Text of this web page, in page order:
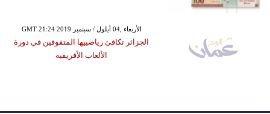
GMT 21:24 2019 الأربعاء ,04 أيلول / سبتمبر
الجزائر تكافئ رياضييها المتفوقين في دورة
الألعاب الأفريقية